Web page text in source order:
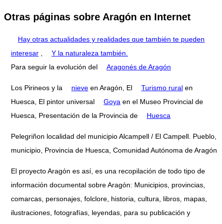
Otras páginas sobre Aragón en Internet
Hay otras actualidades y realidades que también te pueden
interesar
Y la naturaleza también.
Para seguir la evolución del
Aragonés de Aragón
Los Pirineos y la nieve en Aragón, El Turismo rural en
Huesca, El pintor universal
Goya en el Museo Provincial de
Huesca, Presentación de la Provincia de
Huesca
Pelegriñon localidad del municipio Alcampell / El Campell. Pueblo,
municipio, Provincia de Huesca, Comunidad Autónoma de Aragón
El proyecto Aragón es así, es una recopilación de todo tipo de
información documental sobre Aragón: Municipios, provincias,
comarcas, personajes, folclore, historia, cultura, libros, mapas,
ilustraciones, fotografías, leyendas, para su publicación y